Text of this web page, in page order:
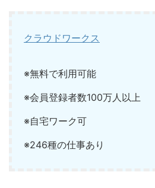
クラウドワークス
※無料で利用可能
※会員登録者数100万人以上
※自宅ワーク可
※246種の仕事あり